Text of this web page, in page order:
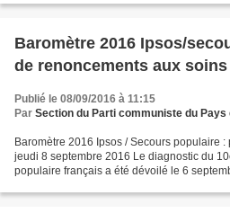
Baromètre 2016 Ipsos/
de renoncements aux soins
Publié le 08/09/2016 à 11:15
Par Section du Parti communiste du Pays
Baromètre 2016 Ipsos / Secours populaire
jeudi 8 septembre 2016 Le diagnostic du
populaire français a été dévoilé le 6